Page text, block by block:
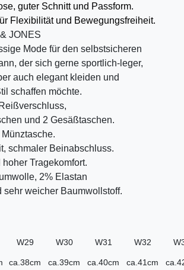
guter Schnitt und Passform.
Flexibilität und Bewegungsfreiheit.
JONES
Mode für den selbstsicheren
der sich gerne sportlich-leger,
auch elegant kleiden und
schaffen möchte.
und 2 Gesäßtaschen.
schmaler Beinabschluss.
Tragekomfort.
2% Elastan
sehr weicher Baumwollstoff.
W29 W30 W31 W32
ca.38cm ca.39cm ca.40cm ca.41cm